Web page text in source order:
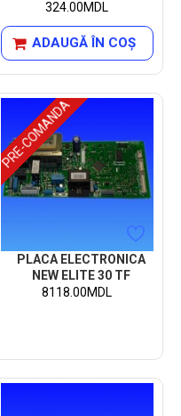
324.00MDL
ADAUGĂ ÎN COŞ
PRE-COMANDA
PLACA ELECTRONICA
NEW ELITE 30 TF
8118.00MDL